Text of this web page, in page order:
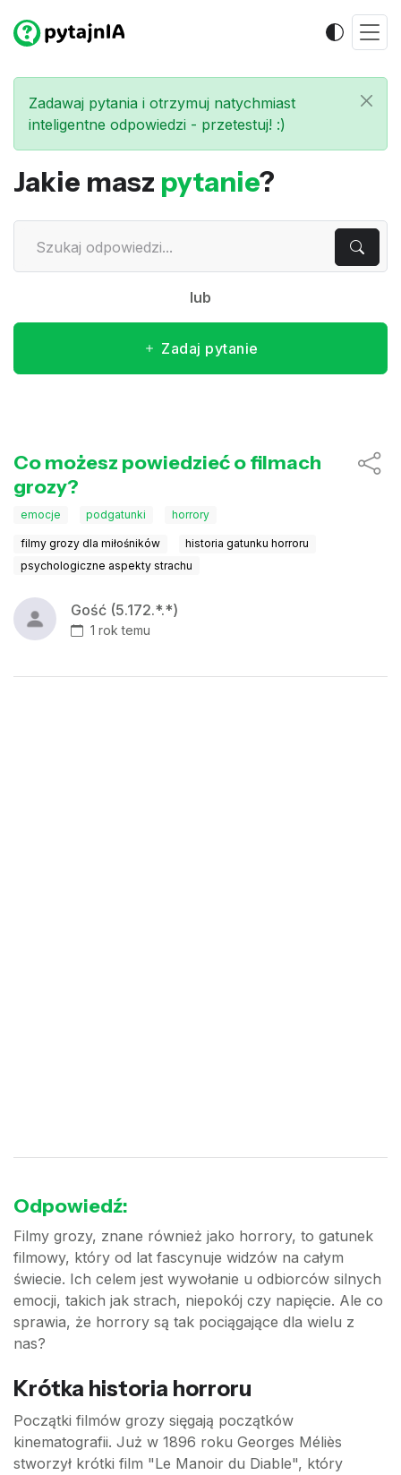
Zadawaj pytania i otrzymuj natychmiast
inteligentne odpowiedzi - przetestuj! :)
Jakie masz pytanie?
lub
Zadaj pytanie
Co możesz powiedzieć o filmach
grozy?
emocje podgatunki horrory
filmy grozy dla miłośników
historia gatunku horroru
psychologiczne aspekty strachu
Gość (5.172.*.*)
1 rok temu
Odpowiedź:
Filmy grozy, znane również jako horrory, to gatunek
filmowy, który od lat fascynuje widzów na całym
świecie. Ich celem jest wywołanie u odbiorców silnych
emocji, takich jak strach, niepokój czy napięcie. Ale co
sprawia, że horrory są tak pociągające dla wielu z
nas?
Krótka historia horroru
Początki filmów grozy sięgają początków
kinematografii. Już w 1896 roku Georges Méliès
stworzył krótki film "Le Manoir du Diable", który